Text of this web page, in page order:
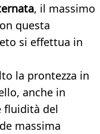
, il massimo
questa
si effettua in
la prontezza in
anche in
fluidità del
massima